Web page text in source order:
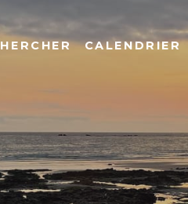
CALENDRIER